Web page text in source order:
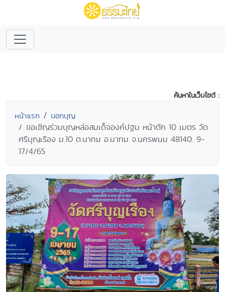
ค้นหาในเว็บไซต์ :
หน้าแรก บอกบุญ
ขอเชิญร่วมบุญหล่อสมเด็จองค์ปฐม หน้าตัก 10 เมตร วัด
ศรีบุญเรือง ม.10 ต.นาทม อ.นาทม จ.นครพนม 48140. 9-
17/4/65